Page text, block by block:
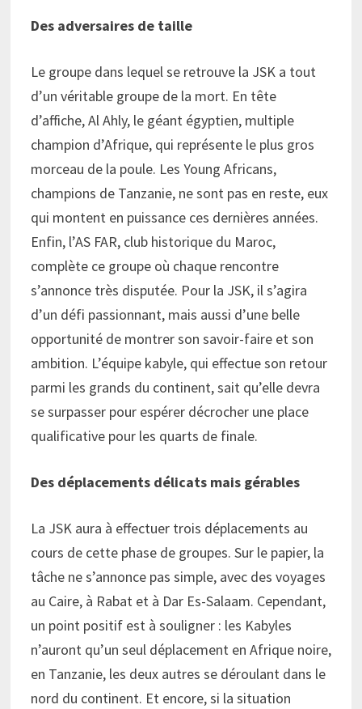
Des adversaires de taille
Le groupe dans lequel se retrouve la JSK a tout
d’un véritable groupe de la mort. En tête
d’affiche, Al Ahly, le géant égyptien, multiple
champion d’Afrique, qui représente le plus gros
morceau de la poule. Les Young Africans,
champions de Tanzanie, ne sont pas en reste, eux
qui montent en puissance ces dernières années.
Enfin, l’AS FAR, club historique du Maroc,
complète ce groupe où chaque rencontre
s’annonce très disputée. Pour la JSK, il s’agira
d’un défi passionnant, mais aussi d’une belle
opportunité de montrer son savoir-faire et son
ambition. L’équipe kabyle, qui effectue son retour
parmi les grands du continent, sait qu’elle devra
se surpasser pour espérer décrocher une place
qualificative pour les quarts de finale.
Des déplacements délicats mais gérables
La JSK aura à effectuer trois déplacements au
cours de cette phase de groupes. Sur le papier, la
tâche ne s’annonce pas simple, avec des voyages
au Caire, à Rabat et à Dar Es-Salaam. Cependant,
un point positif est à souligner : les Kabyles
n’auront qu’un seul déplacement en Afrique noire,
en Tanzanie, les deux autres se déroulant dans le
nord du continent. Et encore, si la situation